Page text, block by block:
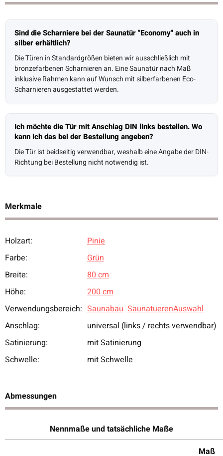
Sind die Scharniere bei der Saunatür "Economy" auch in
silber erhältlich?
Die Türen in Standardgrößen bieten wir ausschließlich mit
bronzefarbenen Scharnieren an. Eine Saunatür nach Maß
inklusive Rahmen kann auf Wunsch mit silberfarbenen Eco-
Scharnieren ausgestattet werden.
Ich möchte die Tür mit Anschlag DIN links bestellen. Wo
kann ich das bei der Bestellung angeben?
Die Tür ist beidseitig verwendbar, weshalb eine Angabe der DIN-
Richtung bei Bestellung nicht notwendig ist.
Merkmale
Produkteigenschaft
Wert
Holzart:
Pinie
Farbe:
Grün
Breite:
80 cm
Höhe:
200 cm
Verwendungsbereich: Saunabau SaunatuerenAuswahl
Anschlag:
universal (links / rechts verwendbar)
Satinierung:
mit Satinierung
Schwelle:
mit Schwelle
Abmessungen
Nennmaße und tatsächliche Maße
Maß